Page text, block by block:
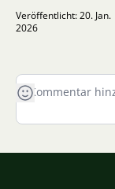
Veröffentlicht: 20. Jan.
2026